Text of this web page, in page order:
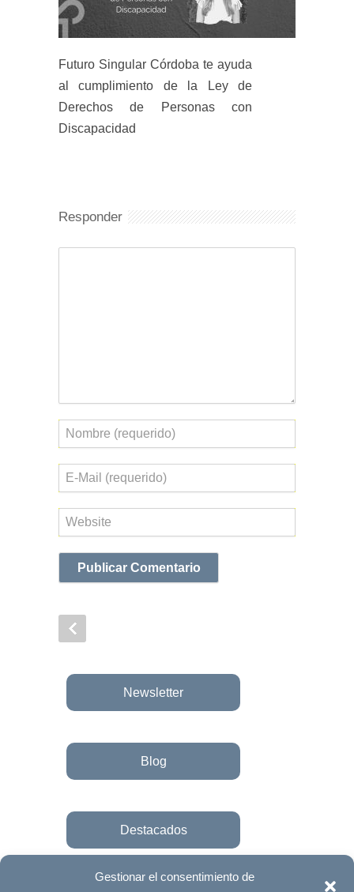
Gestionar el consentimiento de
Futuro Singular Córdoba te ayuda
al cumplimiento de la Ley de
Derechos de Personas con
Discapacidad
Responder
Nombre
Correo
electrónico
Web
Newsletter
Blog
Destacados